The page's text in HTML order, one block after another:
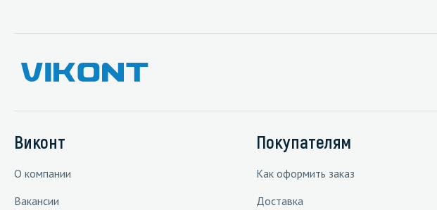
Виконт
О компании
Вакансии
Покупателям
Как оформить заказ
Доставка